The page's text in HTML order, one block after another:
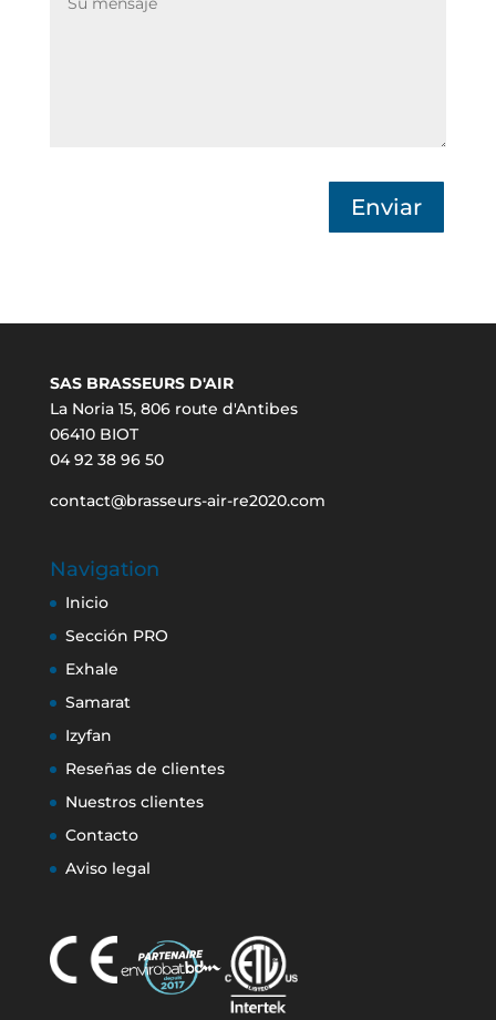
Enviar
SAS BRASSEURS D'AIR
La Noria 15, 806 route d'Antibes
06410 BIOT
04 92 38 96 50
contact@brasseurs-air-re2020.com
Navigation
Inicio
Sección PRO
Exhale
Samarat
Izyfan
Reseñas de clientes
Nuestros clientes
Contacto
Aviso legal